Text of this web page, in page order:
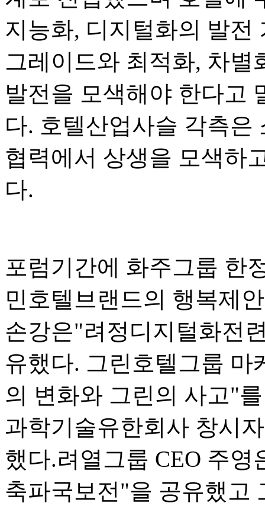
지능화, 디지털화의 발전
그레이드와 최적화, 차
발전을 모색해야 한다고
다. 호텔산업사슬 각측은
협력에서 상생을 모색하
다.
포럼기간에 화주그룹 한
민호텔브랜드의 행복제
손강은"려정디지털화전
유했다. 그린호텔그룹
의 변화와 그린의 사고"
과학기술유한회사 창시
했다.려열그룹 CEO 주
축파국보전"을 공유했고